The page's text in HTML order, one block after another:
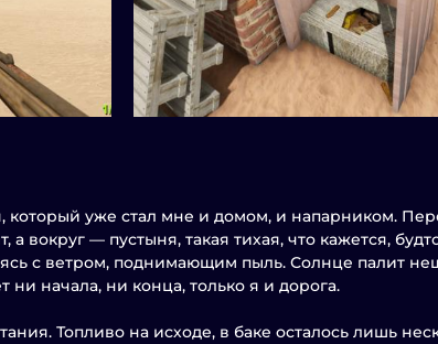
который уже стал мне и домом, и напарником.
а вокруг — пустыня, такая тихая, что кажется,
с ветром, поднимающим пыль. Солнце палит
ни начала, ни конца, только я и дорога.
Топливо на исходе, в баке осталось лишь